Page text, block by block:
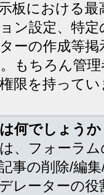
板における
ン設定、特
ーの作成等
もちろん管
限を持ってい
何でしょうか
、フォーラ
事の削除/編
レーターの